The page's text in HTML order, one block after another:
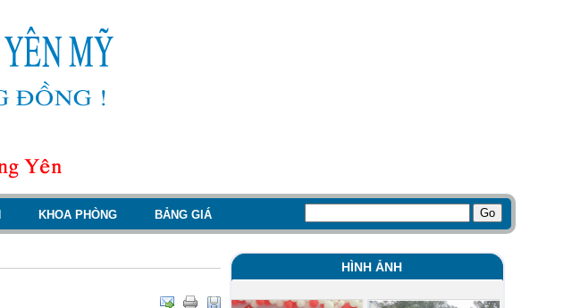
KHOA PHÒNG BẢNG GIÁ
HÌNH ẢNH